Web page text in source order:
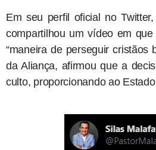
Em seu perfil oficial no
compartilhou um vídeo em
“maneira de perseguir cristãos
da Aliança, afirmou que a
culto, proporcionando ao